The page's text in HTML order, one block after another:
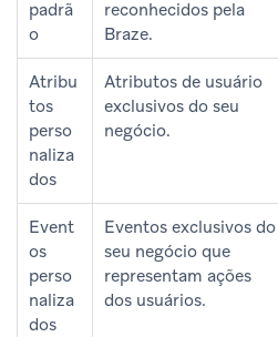
padrã
o
reconhecidos pela
Braze.
Atribu
tos
perso
naliza
dos
Atributos de usuário
exclusivos do seu
negócio.
Event
os
perso
naliza
dos
Eventos exclusivos do
seu negócio que
representam ações
dos usuários.